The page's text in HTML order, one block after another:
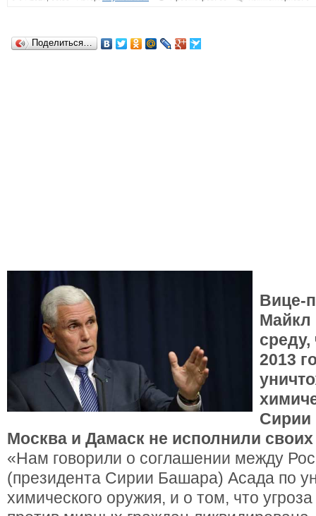
Поделиться…
Вице-
Майкл
среду,
2013
Сирии
Москва и Дамаск не исполнили своих
«Нам говорили о соглашении между
(президента Сирии Башара) Асада по
химического оружия, и о том, что